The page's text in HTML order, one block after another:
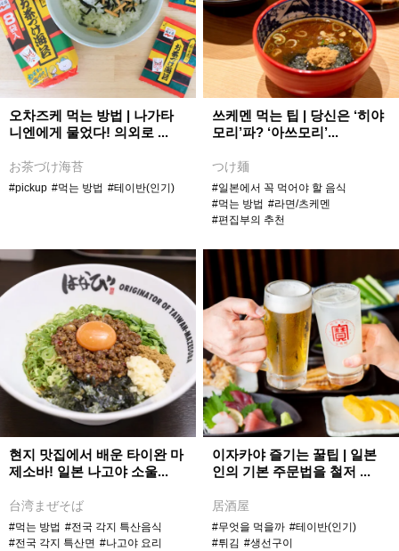
오차즈케 먹는 방법 | 나가타
니엔에게 물었다! 의외로 ...
お茶づけ海苔
#pickup #먹는 방법 #테이반(인기)
쓰케멘 먹는 팁 | 당신은 ‘히야
모리’파? ‘아쓰모리’...
つけ麺
#일본에서 꼭 먹어야 할 음식
#먹는 방법 #라면/츠케멘
#편집부의 추천
현지 맛집에서 배운 타이완 마
제소바! 일본 나고야 소울...
台湾まぜそば
#먹는 방법 #전국 각지 특산음식
#전국 각지 특산면 #나고야 요리
이자카야 즐기는 꿀팁 | 일본
인의 기본 주문법을 철저 ...
居酒屋
#무엇을 먹을까 #테이반(인기)
#튀김 #생선구이